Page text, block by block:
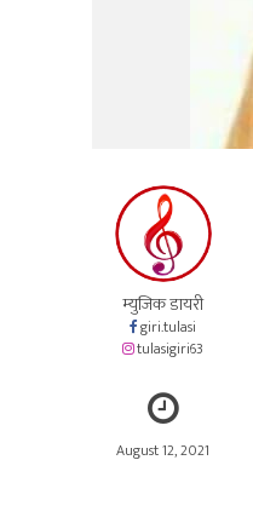
म्युजिक डायरी
giri.tulasi
tulasigiri63
August 12, 2021